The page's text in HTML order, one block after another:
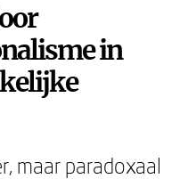
in
maar paradoxaal